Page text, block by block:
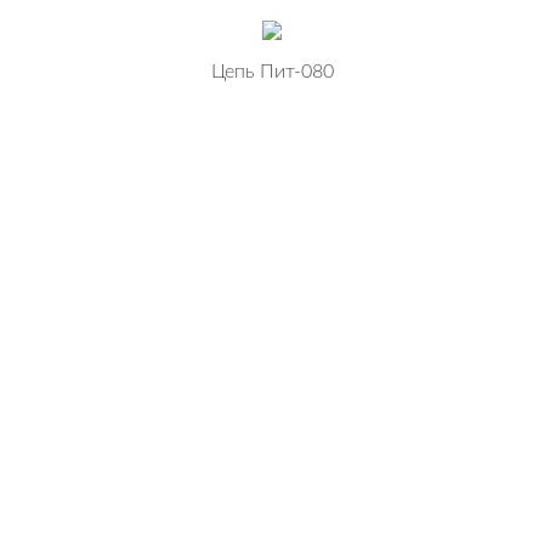
Цепь Пит-080